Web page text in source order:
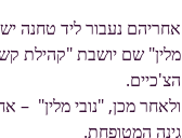
אחריהם נעבור ליד טחנה
מלין" שם יושבת "קהילת
הצ'כיים.
ולאחר מכן, "נובי מלין" –
גינה המטופחת.